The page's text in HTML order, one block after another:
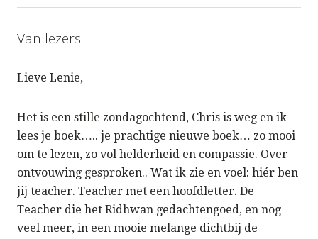
Van lezers
Lieve Lenie,
Het is een stille zondagochtend, Chris is weg en ik
lees je boek….. je prachtige nieuwe boek… zo mooi
om te lezen, zo vol helderheid en compassie. Over
ontvouwing gesproken.. Wat ik zie en voel: hiér ben
jij teacher. Teacher met een hoofdletter. De
Teacher die het Ridhwan gedachtengoed, en nog
veel meer, in een mooie melange dichtbij de